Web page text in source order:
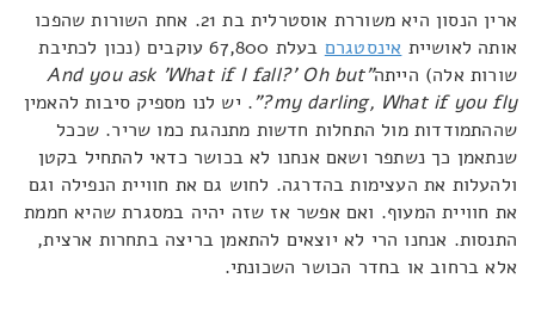
ארין הנסון היא משוררת אוסטרלית בת 21. אחת השורות שהפכו
אותה לאושיית אינסטגרם
בעלת 67,800 עוקבים (נכון לכתיבת
שורות אלה) הייתה "And you ask 'What if I fall?' Oh but
my darling, What if you fly?"
. יש לנו מספיק סיבות להאמין
שההתמודדות מול התחלות חדשות מתנהגת כמו שריר. שככל
שנתאמן כך נשתפר ושאם אנחנו לא בכושר כדאי להתחיל בקטן
ולהעלות את העצימות בהדרגה. לחוש גם את חוויית הנפילה וגם
את חוויית המעוף. ואם אפשר אז שזה יהיה במסגרת שהיא חממת
התנסות. אנחנו הרי לא יוצאים להתאמן בריצה בתחרות ארצית,
אלא ברחוב או בחדר הכושר השכונתי.